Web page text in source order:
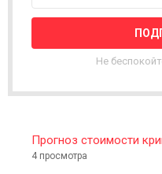
L
T
R
Не
Прогноз стоимости
4 просмотра